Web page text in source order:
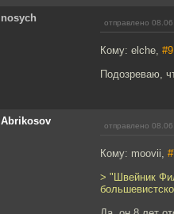
nosych отправлено
Кому: elche, #9
Подозреваю,
Abrikosov отправлено
Кому: moovii,
> "Швейник